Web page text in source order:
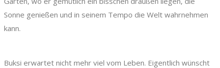
Sonne genießen und in seinem Tempo die Welt wahrnehmen
kann.
Buksi erwartet nicht mehr viel vom Leben. Eigentlich wünscht